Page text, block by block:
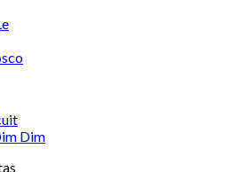
Dim